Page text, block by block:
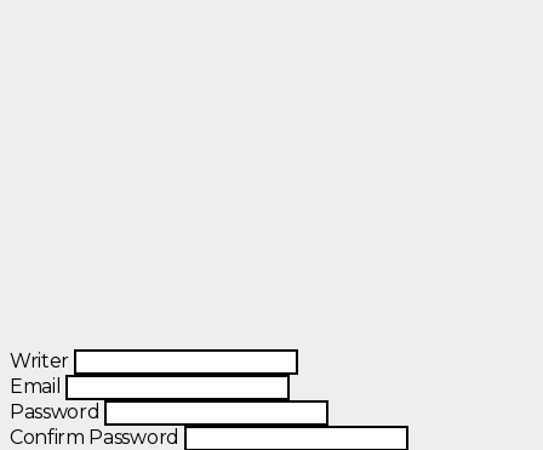
Writer
Email
Password
Confirm Password